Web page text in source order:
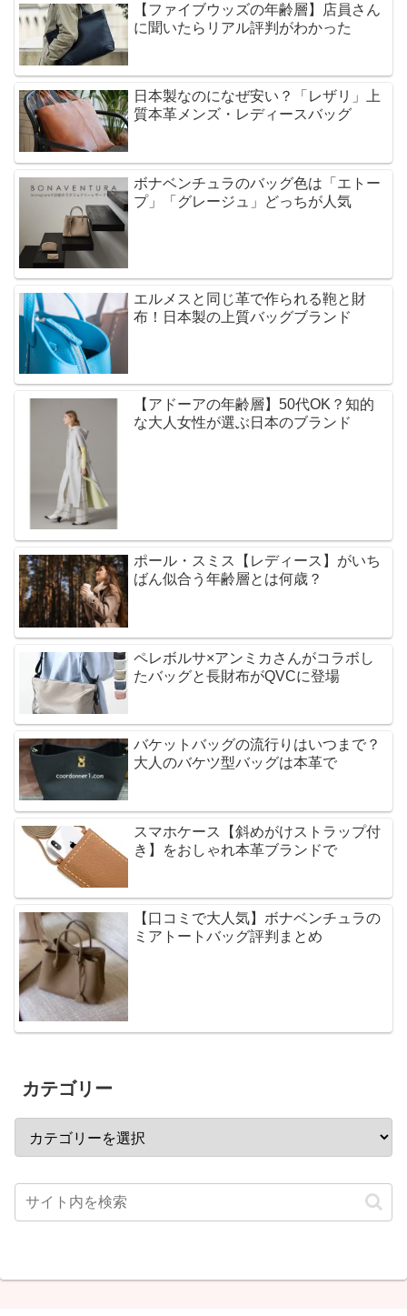
【ファイブウッズの年齢層】店員さん
に聞いたらリアル評判がわかった
日本製なのになぜ安い？「レザリ」上
質本革メンズ・レディースバッグ
ボナベンチュラのバッグ色は「エトー
プ」「グレージュ」どっちが人気
エルメスと同じ革で作られる鞄と財
布！日本製の上質バッグブランド
【アドーアの年齢層】50代OK？知的
な大人女性が選ぶ日本のブランド
ポール・スミス【レディース】がいち
ばん似合う年齢層とは何歳？
ペレボルサ×アンミカさんがコラボし
たバッグと長財布がQVCに登場
バケットバッグの流行りはいつまで？
大人のバケツ型バッグは本革で
スマホケース【斜めがけストラップ付
き】をおしゃれ本革ブランドで
【口コミで大人気】ボナベンチュラの
ミアトートバッグ評判まとめ
カテゴリー